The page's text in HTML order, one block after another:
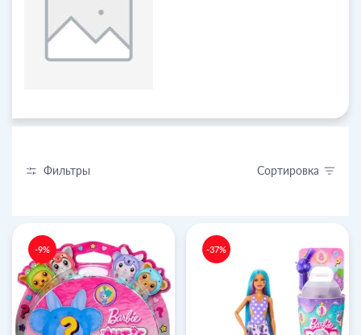
Фильтры Сортировка
-9% -37%